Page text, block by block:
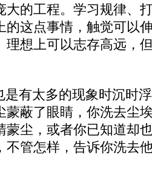
大的工程。学习规律、
的这点事情，触觉可以
理想上可以志存高远，
有太多的现象时沉时浮
蒙蔽了眼睛，你洗去尘
蒙尘，或者你已知道却
不管怎样，告诉你洗去